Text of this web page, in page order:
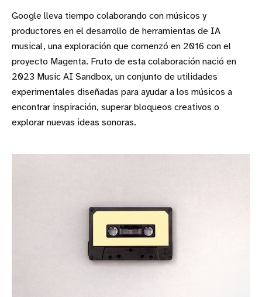
Google lleva tiempo colaborando con músicos y
productores en el desarrollo de herramientas de IA
musical, una exploración que comenzó en 2016 con el
proyecto Magenta. Fruto de esta colaboración nació en
2023 Music AI Sandbox, un conjunto de utilidades
experimentales diseñadas para ayudar a los músicos a
encontrar inspiración, superar bloqueos creativos o
explorar nuevas ideas sonoras.